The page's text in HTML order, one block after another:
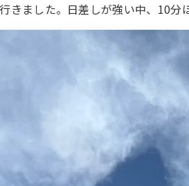
きました。日差しが強い中、10分